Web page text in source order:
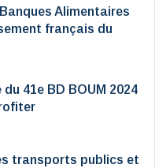
Alimentaires
français du
41e BD BOUM 2024
transports publics et